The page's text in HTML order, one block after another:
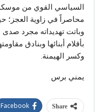
السياسي القوي من موسكو
محاصراً في زاوية العجز؛
وباتت تهديداته مجرد
بأقلام أبنائها وبنادق
وكسر الهيمنة.
يمني برس
Share
Facebook